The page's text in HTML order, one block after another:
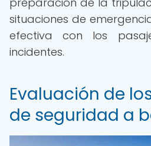
situaciones de
efectiva con los
incidentes.
Evaluación de
de seguridad a